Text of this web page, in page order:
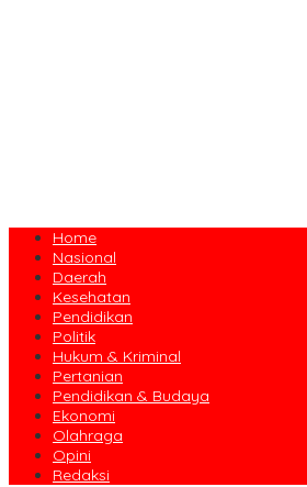
Home
Nasional
Daerah
Kesehatan
Pendidikan
Politik
Hukum & Kriminal
Pertanian
Pendidikan & Budaya
Ekonomi
Olahraga
Opini
Redaksi